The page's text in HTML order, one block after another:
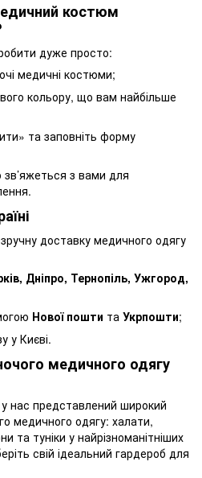
костюм
дуже просто:
медичні костюми;
кольору, що вам найбільше
та заповніть форму
з вами для
доставку медичного одягу
Дніпро, Тернопіль, Ужгород,
Нової пошти та Укрпошти;
у Києві.
медичного одягу
нас представлений широкий
медичного одягу: халати,
та туніки у найрізноманітніших
свій ідеальний гардероб для